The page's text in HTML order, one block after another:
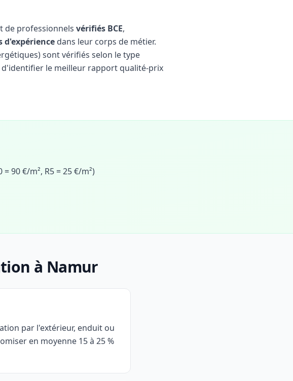
de professionnels vérifiés BCE,
d'expérience dans leur corps de métier.
sont vérifiés selon le type
le meilleur rapport qualité-prix
90 €/m², R5 = 25 €/m²)
à Namur
par l'extérieur, enduit ou
en moyenne 15 à 25 %